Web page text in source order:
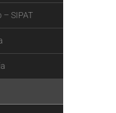
– SIPAT